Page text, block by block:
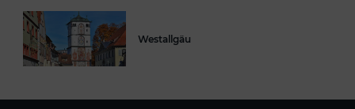
Westallgäu